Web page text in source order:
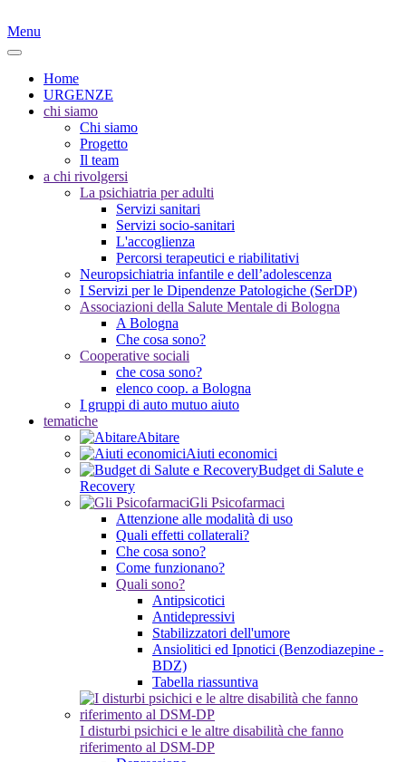
Menu
Home
URGENZE
chi siamo
Chi siamo
Progetto
Il team
a chi rivolgersi
La psichiatria per adulti
Servizi sanitari
Servizi socio-sanitari
L'accoglienza
Percorsi terapeutici e riabilitativi
Neuropsichiatria infantile e dell’adolescenza
I Servizi per le Dipendenze Patologiche (SerDP)
Associazioni della Salute Mentale di Bologna
A Bologna
Che cosa sono?
Cooperative sociali
che cosa sono?
elenco coop. a Bologna
I gruppi di auto mutuo aiuto
tematiche
Abitare
Aiuti economici
Budget di Salute e
Recovery
Gli Psicofarmaci
Attenzione alle modalità di uso
Quali effetti collaterali?
Che cosa sono?
Come funzionano?
Quali sono?
Antipsicotici
Antidepressivi
Stabilizzatori dell'umore
Ansiolitici ed Ipnotici (Benzodiazepine -
BDZ)
Tabella riassuntiva
I disturbi psichici e le altre disabilità che fanno
riferimento al DSM-DP